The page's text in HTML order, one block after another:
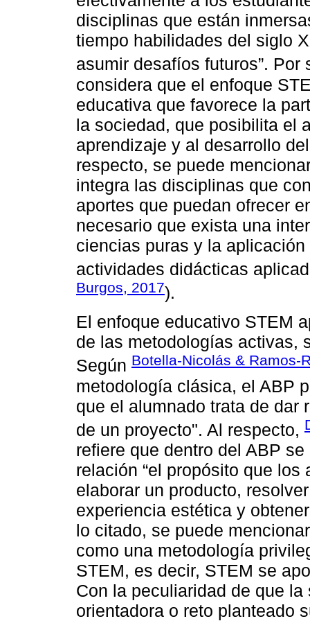
disciplinas que están
tiempo habilidades del siglo
asumir desafíos futuros”. Por
considera que el enfoque
educativa que favorece la
la sociedad, que posibilita el
aprendizaje y al desarrollo
respecto, se puede
integra las disciplinas que
aportes que puedan ofrecer
necesario que exista una
ciencias puras y la
actividades didácticas
Burgos, 2017).
El enfoque educativo STEM
de las metodologías activas,
Según Botella-Nicolás & Ramos-
metodología clásica, el ABP
que el alumnado trata de dar
de un proyecto". Al respecto,
refiere que dentro del ABP
relación “el propósito que
elaborar un producto,
experiencia estética y
lo citado, se puede
como una metodología
STEM, es decir, STEM se
Con la peculiaridad de que
orientadora o reto planteado